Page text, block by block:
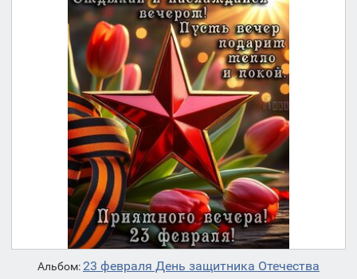
Альбом: 23 февраля День защитника Отечества